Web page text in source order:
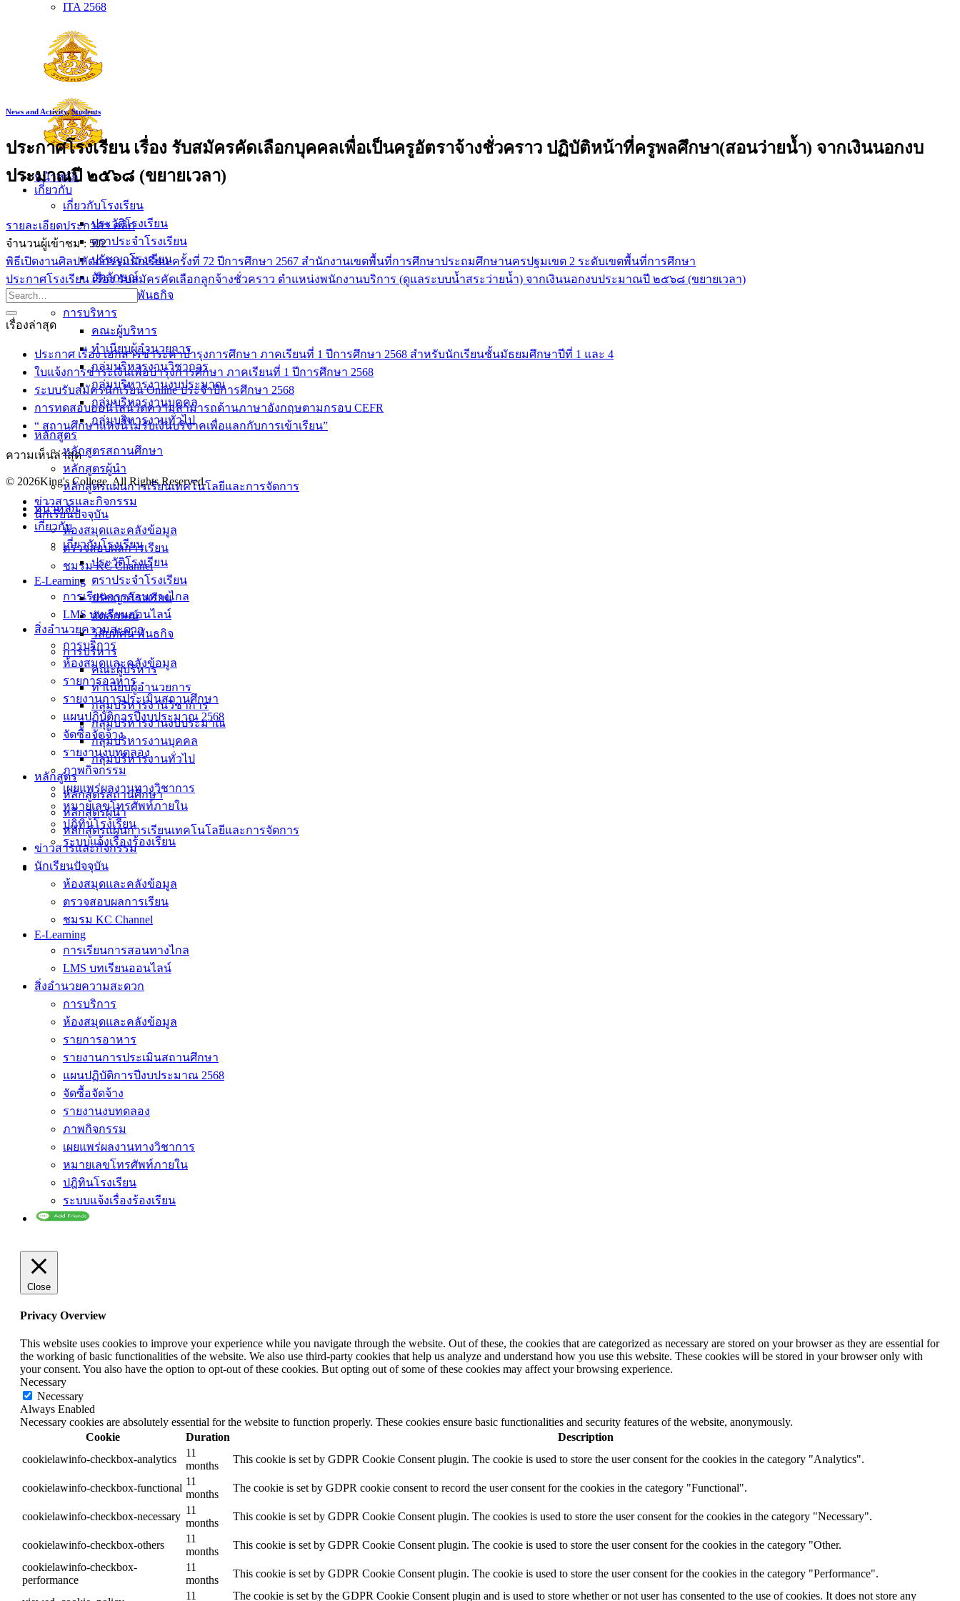
ITA 2568
หน้าหลัก
เกี่ยวกับ
เกี่ยวกับโรงเรียน
ประวัติโรงเรียน
ตราประจำโรงเรียน
ปรัชญาโรงเรียน
อัตลักษณ์
วิสัยทัศน์ พันธกิจ
การบริหาร
คณะผู้บริหาร
ทำเนียบผู้อำนวยการ
กลุ่มบริหารงานวิชาการ
กลุ่มบริหารงานงบประมาณ
กลุ่มบริหารงานบุคคล
กลุ่มบริหารงานทั่วไป
หลักสูตร
หลักสูตรสถานศึกษา
หลักสูตรผู้นำ
หลักสูตรแผนการเรียนเทคโนโลยีและการจัดการ
ข่าวสารและกิจกรรม
นักเรียนปัจจุบัน
ห้องสมุดและคลังข้อมูล
ตรวจสอบผลการเรียน
ชมรม KC Channel
E-Learning
การเรียนการสอนทางไกล
LMS บทเรียนออนไลน์
สิ่งอำนวยความสะดวก
การบริการ
ห้องสมุดและคลังข้อมูล
รายการอาหาร
รายงานการประเมินสถานศึกษา
แผนปฏิบัติการปีงบประมาณ 2568
จัดซื้อจัดจ้าง
รายงานงบทดลอง
ภาพกิจกรรม
เผยแพร่ผลงานทางวิชาการ
หมายเลขโทรศัพท์ภายใน
ปฎิทินโรงเรียน
ระบบแจ้งเรื่องร้องเรียน
News and Activity,Students
ประกาศโรงเรียน เรื่อง รับสมัครคัดเลือกบุคคลเพื่อเป็นครูอัตราจ้างชั่วคราว ปฏิบัติหน้าที่ครูพลศึกษา(สอนว่ายน้ำ) จากเงินนอกงบ
ประมาณปี ๒๕๖๘ (ขยายเวลา)
รายละเอียดประกาศฯ คลิก
จำนวนผู้เข้าชม : 502
พิธีเปิดงานศิลปหัตถกรรมนักเรียน ครั้งที่ 72 ปีการศึกษา 2567 สำนักงานเขตพื้นที่การศึกษาประถมศึกษานครปฐมเขต 2 ระดับเขตพื้นที่การศึกษา
ประกาศโรงเรียน เรื่อง รับสมัครคัดเลือกลูกจ้างชั่วคราว ตำแหน่งพนักงานบริการ (ดูแลระบบน้ำสระว่ายน้ำ) จากเงินนอกงบประมาณปี ๒๕๖๘ (ขยายเวลา)
เรื่องล่าสุด
ประกาศ เรื่อง เอกสารชำระค่าบำรุงการศึกษา ภาคเรียนที่ 1 ปีการศึกษา 2568 สำหรับนักเรียนชั้นมัธยมศึกษาปีที่ 1 และ 4
ใบแจ้งการชำระเงินเพื่อบำรุงการศึกษา ภาคเรียนที่ 1 ปีการศึกษา 2568
ระบบรับสมัครนักเรียน Online ประจำปีการศึกษา 2568
การทดสอบออนไลน์วัดความสามารถด้านภาษาอังกฤษตามกรอบ CEFR
“ สถานศึกษาแห่งนี้ไม่รับเงินบริจาคเพื่อแลกกับการเข้าเรียน”
ความเห็นล่าสุด
© 2026King's College. All Rights Reserved.
หน้าหลัก
เกี่ยวกับ
เกี่ยวกับโรงเรียน
ประวัติโรงเรียน
ตราประจำโรงเรียน
ปรัชญาโรงเรียน
อัตลักษณ์
วิสัยทัศน์ พันธกิจ
การบริหาร
คณะผู้บริหาร
ทำเนียบผู้อำนวยการ
กลุ่มบริหารงานวิชาการ
กลุ่มบริหารงานงบประมาณ
กลุ่มบริหารงานบุคคล
กลุ่มบริหารงานทั่วไป
หลักสูตร
หลักสูตรสถานศึกษา
หลักสูตรผู้นำ
หลักสูตรแผนการเรียนเทคโนโลยีและการจัดการ
ข่าวสารและกิจกรรม
นักเรียนปัจจุบัน
ห้องสมุดและคลังข้อมูล
ตรวจสอบผลการเรียน
ชมรม KC Channel
E-Learning
การเรียนการสอนทางไกล
LMS บทเรียนออนไลน์
สิ่งอำนวยความสะดวก
การบริการ
ห้องสมุดและคลังข้อมูล
รายการอาหาร
รายงานการประเมินสถานศึกษา
แผนปฏิบัติการปีงบประมาณ 2568
จัดซื้อจัดจ้าง
รายงานงบทดลอง
ภาพกิจกรรม
เผยแพร่ผลงานทางวิชาการ
หมายเลขโทรศัพท์ภายใน
ปฎิทินโรงเรียน
ระบบแจ้งเรื่องร้องเรียน
Close
Privacy Overview
This website uses cookies to improve your experience while you navigate through the website. Out of these, the cookies that are categorized as necessary are stored on your browser as they are essential for
the working of basic functionalities of the website. We also use third-party cookies that help us analyze and understand how you use this website. These cookies will be stored in your browser only with
your consent. You also have the option to opt-out of these cookies. But opting out of some of these cookies may affect your browsing experience.
Necessary
Necessary
Always Enabled
Necessary cookies are absolutely essential for the website to function properly. These cookies ensure basic functionalities and security features of the website, anonymously.
Cookie
Duration
Description
cookielawinfo-checkbox-analytics
11
months
This cookie is set by GDPR Cookie Consent plugin. The cookie is used to store the user consent for the cookies in the category "Analytics".
cookielawinfo-checkbox-functional
11
months
The cookie is set by GDPR cookie consent to record the user consent for the cookies in the category "Functional".
cookielawinfo-checkbox-necessary
11
months
This cookie is set by GDPR Cookie Consent plugin. The cookies is used to store the user consent for the cookies in the category "Necessary".
cookielawinfo-checkbox-others
11
months
This cookie is set by GDPR Cookie Consent plugin. The cookie is used to store the user consent for the cookies in the category "Other.
cookielawinfo-checkbox-
performance
11
months
This cookie is set by GDPR Cookie Consent plugin. The cookie is used to store the user consent for the cookies in the category "Performance".
11 The cookie is set by the GDPR Cookie Consent plugin and is used to store whether or not user has consented to the use of cookies. It does not store any